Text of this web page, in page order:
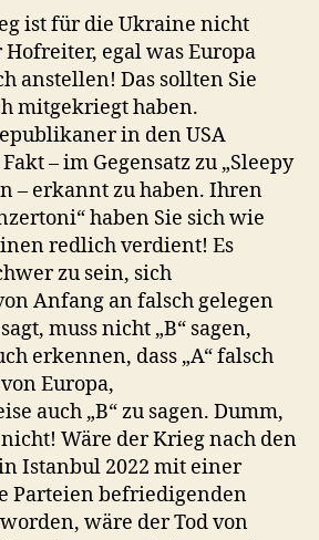
ist für die Ukraine nicht
egal was Europa
anstellen! Das sollten Sie
mitgekriegt haben.
in den USA
– im Gegensatz zu „Sleepy
– erkannt zu haben. Ihren
haben Sie sich wie
redlich verdient! Es
zu sein, sich
Anfang an falsch gelegen
muss nicht „B“ sagen,
erkennen, dass „A“ falsch
Europa,
auch „B“ zu sagen. Dumm,
Wäre der Krieg nach den
Istanbul 2022 mit einer
Parteien befriedigenden
wäre der Tod von